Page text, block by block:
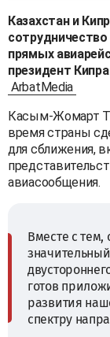
Казахстан и
прямых
президент
ArbatMedia
Касым-Жомарт
время страны
для сближения,
авиасообщения.
Вместе с тем,
готов
развития
спектру